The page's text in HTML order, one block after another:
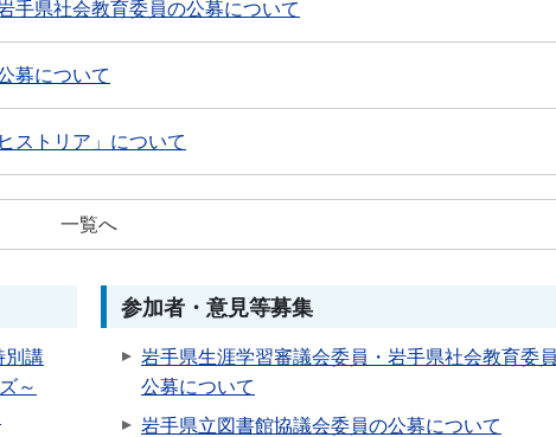
手県社会教育委員の公募について
募について
ストリア」について
一覧へ
別講
～
参加者・意見等募集
岩手県生涯学習審議会委員・岩手県社会教育委
公募について
岩手県立図書館協議会委員の公募について